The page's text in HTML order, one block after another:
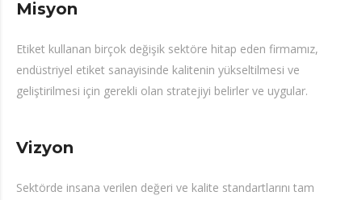
Misyon
Etiket kullanan birçok değişik sektöre hitap eden firmamız,
endüstriyel etiket sanayisinde kalitenin yükseltilmesi ve
geliştirilmesi için gerekli olan stratejiyi belirler ve uygular.
Vizyon
Sektörde insana verilen değeri ve kalite standartlarını tam